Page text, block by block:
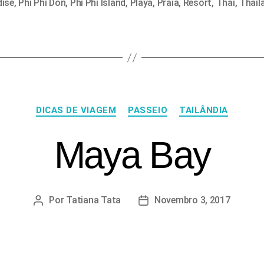
, Phi Phi Don, Phi Phi Island, Playa, Praia, Resort, Thai,
DICAS DE VIAGEM PASSEIO TAILÂNDIA
Maya Bay
Por Tatiana Tata Novembro 3, 2017